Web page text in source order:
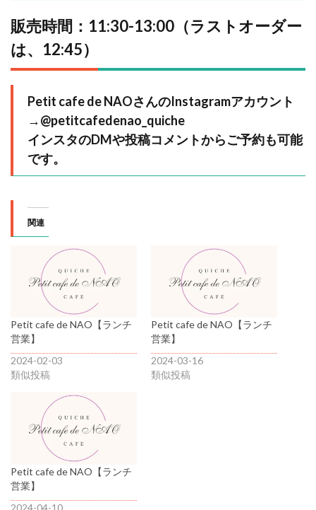
販売時間：11:30-13:00（ラストオーダー
は、12:45）
Petit cafe de NAOさんのInstagramアカウント
→@petitcafedenao_quiche
インスタのDMや投稿コメントからご予約も可能
です。
関連
Petit cafe de NAO【ランチ
営業】
2024-02-03
類似投稿
Petit cafe de NAO【ランチ
営業】
2024-03-16
類似投稿
Petit cafe de NAO【ランチ
営業】
2024-04-10